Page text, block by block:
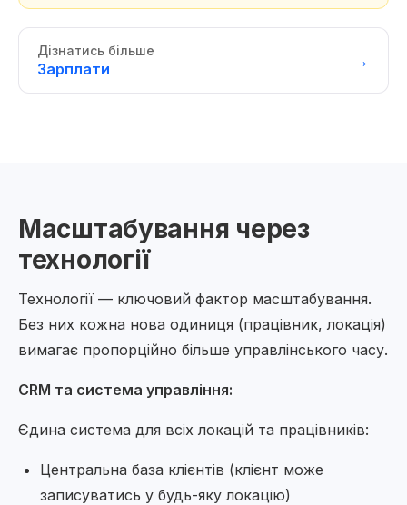
Дізнатись більше
Зарплати →
Масштабування через
технології
Технології — ключовий фактор масштабування.
Без них кожна нова одиниця (працівник, локація)
вимагає пропорційно більше управлінського часу.
CRM та система управління:
Єдина система для всіх локацій та працівників:
Центральна база клієнтів (клієнт може
записуватись у будь-яку локацію)